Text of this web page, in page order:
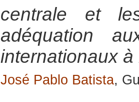
centrale et
adéquation
internationaux
José Pablo Batista,